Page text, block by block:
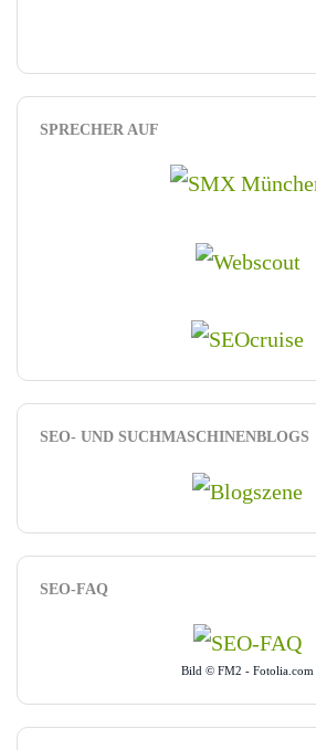
SPRECHER AUF
SEO- UND SUCHMASCHINENBLOGS
SEO-FAQ
Bild © FM2 - Fotolia.com